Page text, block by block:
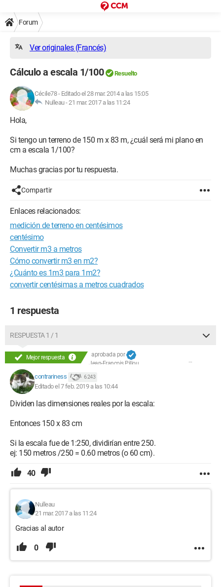
Forum
Ver originales (Francés)
Cálculo a escala 1/100 Resuelto
Cécile78- Editado el 28 mar. 2014 a las 15:05
Nulleau -21 mar. 2017 a las 11:24
Hola,
Si tengo un terreno de 150 m x 83 m, ¿cuál será mi plano en
cm a escala 1/100?
Muchas gracias por tu respuesta.
Compartir
Enlaces relacionados:
medición de terreno en centésimos
centésimo
Convertir m3 a metros
Cómo convertir m3 en m2?
¿Cuánto es 1m3 para 1m2?
convertir centésimas a metros cuadrados
1 respuesta
RESPUESTA 1 / 1
Mejor respuesta
aprobada por
Jean-François Pillou
contrariness 6 243
Editado el 7 feb. 2019 a las 10:44
Dividen las dimensiones reales por la escala:
Entonces 150 x 83 cm
Si la escala fue de 1:250, dividirían entre 250.
ej: 150 metros /250 = 0.60 metros (o 60 cm).
40
Nulleau
21 mar. 2017 a las 11:24
Gracias al autor
0